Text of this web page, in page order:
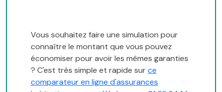
Vous souhaitez faire une simulation pour
connaître le montant que vous pouvez
économiser pour avoir les mêmes garanties
? C'est très simple et rapide surce
comparateur en ligne d'assurances